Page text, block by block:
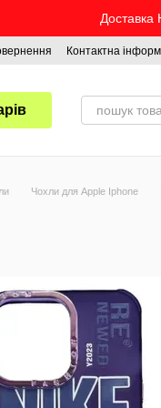
Доставка
Контактна
Чохли для Apple Iphone